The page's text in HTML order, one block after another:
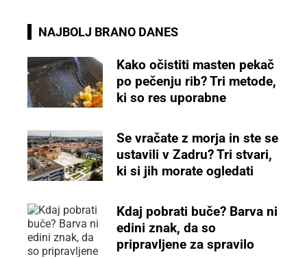
NAJBOLJ BRANO DANES
Kako očistiti masten pekač
po pečenju rib? Tri metode,
ki so res uporabne
Se vračate z morja in ste se
ustavili v Zadru? Tri stvari,
ki si jih morate ogledati
Kdaj pobrati buče? Barva ni
edini znak, da so
pripravljene za spravilo